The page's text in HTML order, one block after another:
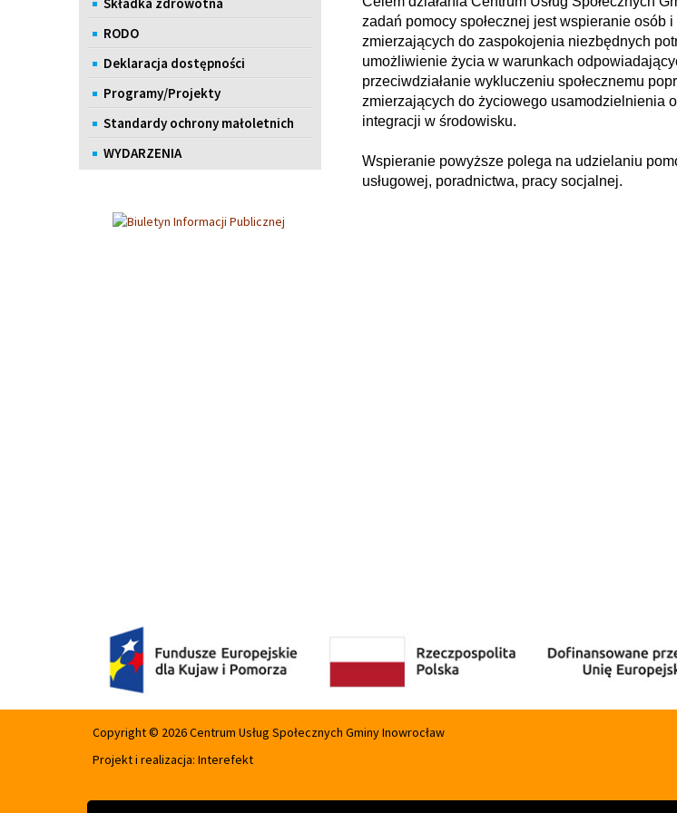
RODO
Deklaracja dostępności
Programy/Projekty
Standardy ochrony małoletnich
WYDARZENIA
zadań pomocy społecznej jest wspieranie osób i
zmierzających do zaspokojenia niezbędnych
umożliwienie życia w warunkach
przeciwdziałanie wykluczeniu społecznemu
zmierzających do życiowego usamodzielnienia
integracji w środowisku.
Wspieranie powyższe polega na udzielaniu
usługowej, poradnictwa, pracy socjalnej.
Copyright © 2026 Centrum Usług Społecznych Gminy Inowrocław
Projekt i realizacja: Interefekt